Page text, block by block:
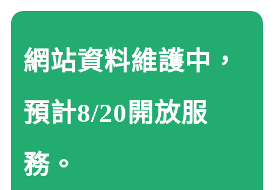
網站資料維護中，
預計8/20開放服
務。